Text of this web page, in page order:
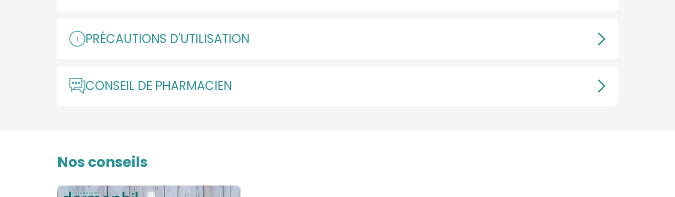
PRÉCAUTIONS D'UTILISATION
CONSEIL DE PHARMACIEN
Nos conseils